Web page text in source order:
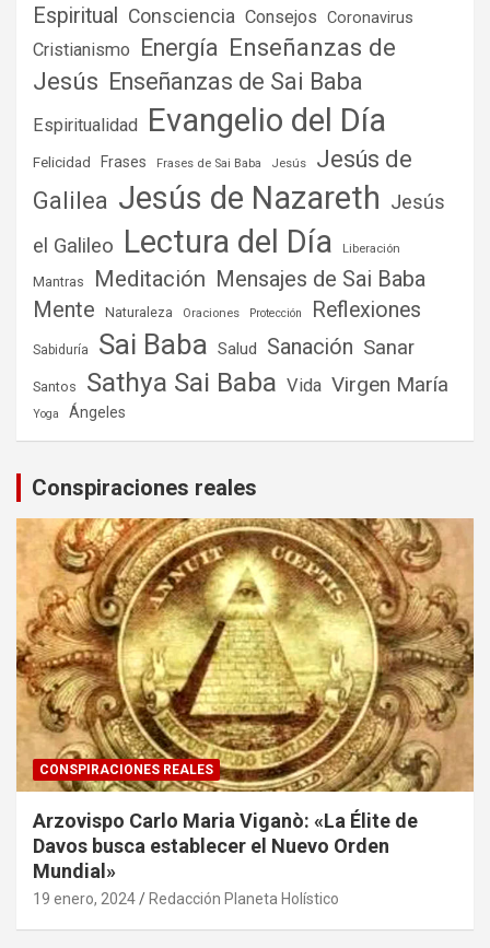
Espiritual Consciencia Consejos Coronavirus
Cristianismo Energía Enseñanzas de
Jesús Enseñanzas de Sai Baba
Espiritualidad Evangelio del Día
Felicidad Frases Frases de Sai Baba Jesús
Jesús de
Galilea Jesús de Nazareth Jesús
el Galileo Lectura del Día Liberación
Mantras Meditación Mensajes de Sai Baba
Mente
Naturaleza Oraciones Protección Reflexiones
Sabiduría Sai Baba Salud Sanación Sanar
Santos Sathya Sai Baba Vida Virgen María
Yoga Ángeles
Conspiraciones reales
CONSPIRACIONES REALES
Arzovispo Carlo Maria Viganò: «La Élite de
Davos busca establecer el Nuevo Orden
Mundial»
19 enero, 2024 Redacción Planeta Holístico